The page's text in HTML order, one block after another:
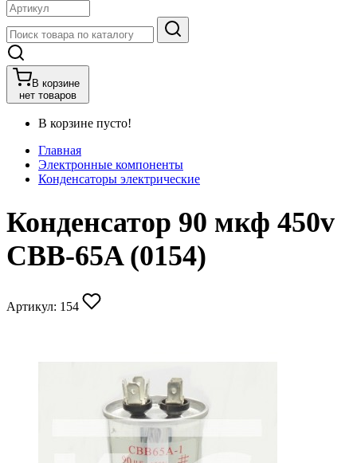
В корзине
нет товаров
В корзине пусто!
Главная
Электронные компоненты
Конденсаторы электрические
Конденсатор 90 мкф 450v
CBB-65A (0154)
Артикул: 154